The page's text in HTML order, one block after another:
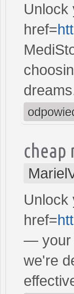
Unlock
href=
cheap
Unlock
href=
— your
we're